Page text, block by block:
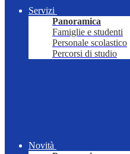
Servizi
Panoramica
Famiglie e studenti
Personale scolastico
Percorsi di studio
Novità